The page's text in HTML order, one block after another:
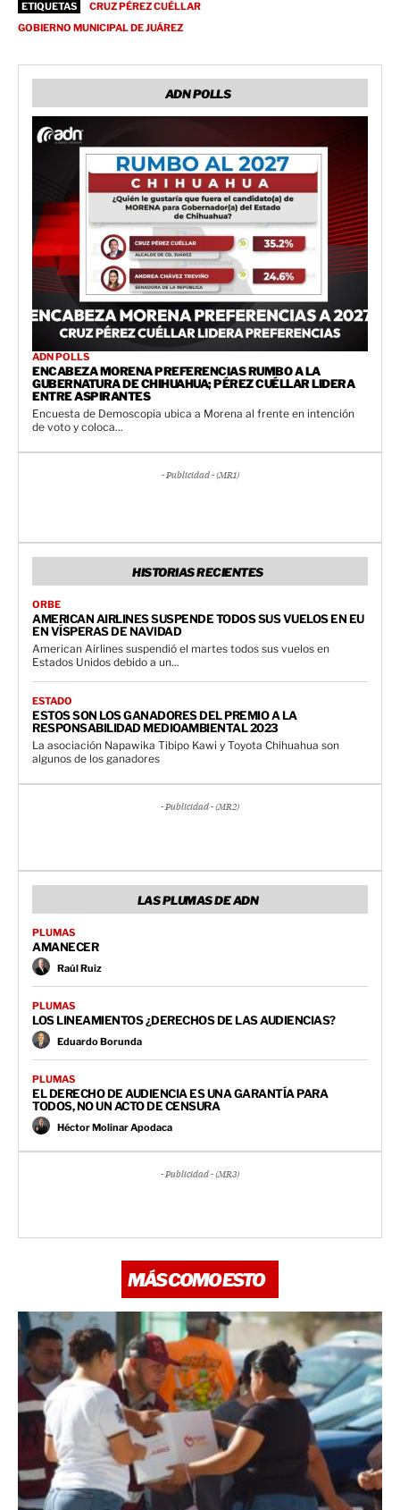
ETIQUETAS
CRUZ PÉREZ CUÉLLAR
GOBIERNO MUNICIPAL DE JUÁREZ
ADN POLLS
ADN POLLS
ENCABEZA MORENA PREFERENCIAS RUMBO A LA
GUBERNATURA DE CHIHUAHUA; PÉREZ CUÉLLAR LIDERA
ENTRE ASPIRANTES
Encuesta de Demoscopia ubica a Morena al frente en intención
de voto y coloca...
- Publicidad - (MR1)
HISTORIAS RECIENTES
ORBE
AMERICAN AIRLINES SUSPENDE TODOS SUS VUELOS EN EU
EN VÍSPERAS DE NAVIDAD
American Airlines suspendió el martes todos sus vuelos en
Estados Unidos debido a un...
ESTADO
ESTOS SON LOS GANADORES DEL PREMIO A LA
RESPONSABILIDAD MEDIOAMBIENTAL 2023
La asociación Napawika Tibipo Kawi y Toyota Chihuahua son
algunos de los ganadores
- Publicidad - (MR2)
LAS PLUMAS DE ADN
PLUMAS
AMANECER
Raúl Ruiz
PLUMAS
LOS LINEAMIENTOS ¿DERECHOS DE LAS AUDIENCIAS?
Eduardo Borunda
PLUMAS
EL DERECHO DE AUDIENCIA ES UNA GARANTÍA PARA
TODOS, NO UN ACTO DE CENSURA
Héctor Molinar Apodaca
- Publicidad - (MR3)
MÁS COMO ESTO